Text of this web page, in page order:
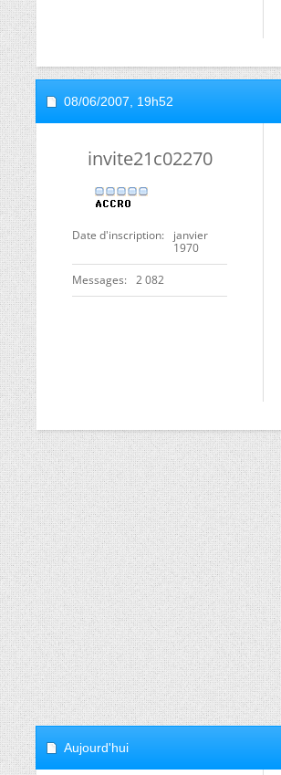
08/06/2007, 19h52
invite21c02270
Date d'inscription
janvier
1970
Messages 2 082
Aujourd'hui